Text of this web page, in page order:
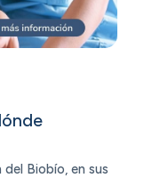
Biobío, en sus